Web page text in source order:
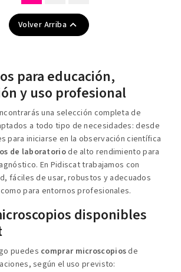
Volver Arriba 
para educación,
y uso profesional
una selección completa de
a todo tipo de necesidades: desde
para iniciarse en la observación científica
de laboratoriode alto rendimiento para
En Pidiscat trabajamos con
fáciles de usar, robustos y adecuados
para entornos profesionales.
disponibles
puedes comprar microscopiosde
según el uso previsto: